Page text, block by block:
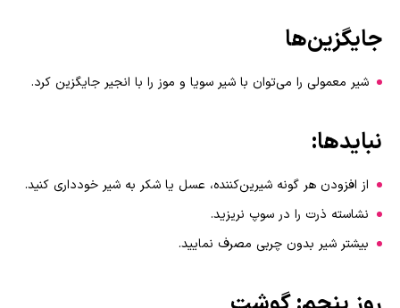
جایگزین‌ها
شیر معمولی را می‌توان با شیر سویا و موز را با انجیر جایگزین کرد.
نبایدها:
از افزودن هر گونه شیرین‌کننده، عسل یا شکر به شیر خودداری کنید.
نشاسته ذرت را در سوپ نریزید.
بیشتر شیر بدون چربی مصرف نمایید.